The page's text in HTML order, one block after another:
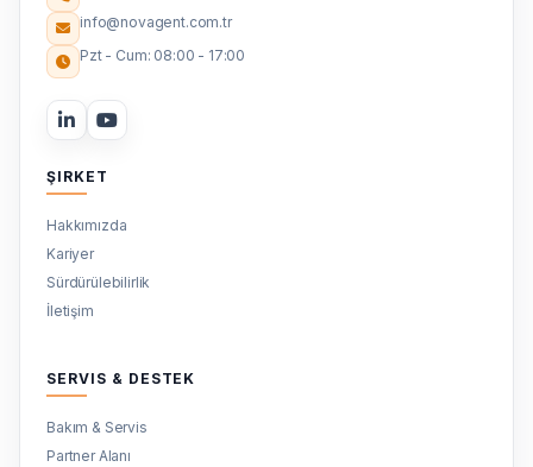
info@novagent.com.tr
Pzt - Cum: 08:00 - 17:00
ŞIRKET
Hakkımızda
Kariyer
Sürdürülebilirlik
İletişim
SERVIS & DESTEK
Bakım & Servis
Partner Alanı